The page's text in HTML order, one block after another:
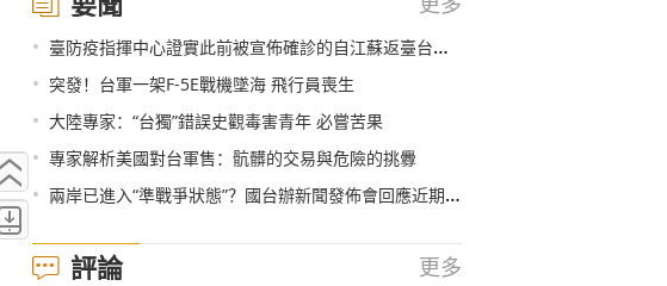
• 臺防疫指揮中心證實此前被宣佈確診的自江蘇返臺台商並未染疫 國台辦回應
• 突發！台軍一架F-5E戰機墜海 飛行員喪生
• 大陸專家：“台獨”錯誤史觀毒害青年 必嘗苦果
• 專家解析美國對台軍售：骯髒的交易與危險的挑釁
• 兩岸已進入“準戰爭狀態”？國台辦新聞發佈會回應近期兩岸熱點
評論 更多